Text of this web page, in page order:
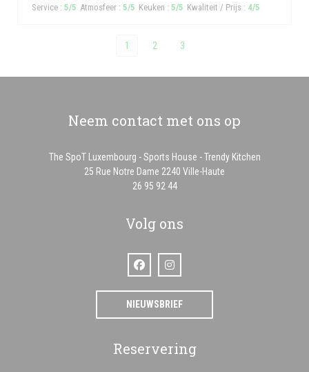
Service : 5/5 Atmosfeer : 5/5 Keuken : 5/5 Kwaliteit / Prijs : 4/5
1 2 3
Neem contact met ons op
The SpoT Luxembourg - Sports House - Trendy Kitchen
25 Rue Notre Dame 2240 Ville-Haute
26 95 92 44
Volg ons
Facebook ((opent in een nieuw venster))
Instagram ((opent in een nieuw
NIEUWSBRIEF
Reservering